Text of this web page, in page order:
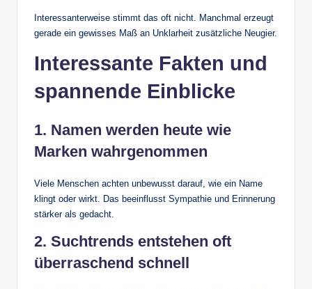
Interessanterweise stimmt das oft nicht. Manchmal erzeugt
gerade ein gewisses Maß an Unklarheit zusätzliche Neugier.
Interessante Fakten und
spannende Einblicke
1. Namen werden heute wie
Marken wahrgenommen
Viele Menschen achten unbewusst darauf, wie ein Name
klingt oder wirkt. Das beeinflusst Sympathie und Erinnerung
stärker als gedacht.
2. Suchtrends entstehen oft
überraschend schnell